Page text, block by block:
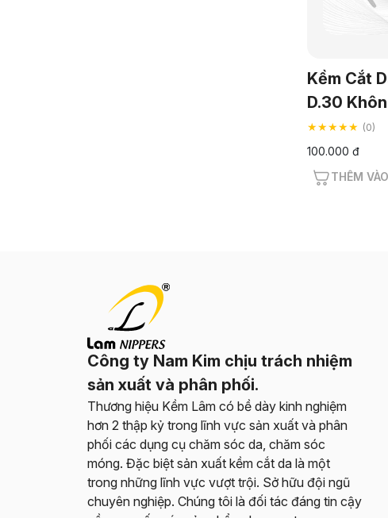
Kềm Cắt
D.30
★★★★★ (0)
100.000 đ
THÊM
Công ty Nam Kim chịu trách nhiệm
sản xuất và phân phối.
Thương hiệu Kềm Lâm có bề dày kinh nghiệm
hơn 2 thập kỷ trong lĩnh vực sản xuất và phân
phối các dụng cụ chăm sóc da, chăm sóc
móng. Đặc biệt sản xuất kềm cắt da là một
trong những lĩnh vực vượt trội. Sở hữu đội ngũ
chuyên nghiệp. Chúng tôi là đối tác đáng tin cậy